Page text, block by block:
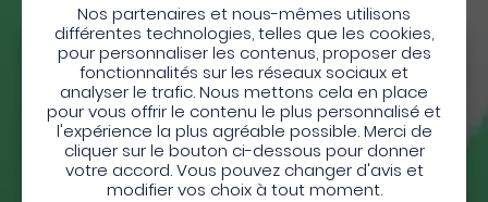
Bienvenue en Martinique
Pour profiter de votre séjour et trouver des
activités en quelques clics, activez le mode “sur
place”.
Utiliser le mode surplace
Nos partenaires et nous-mêmes utilisons
différentes technologies, telles que les cookies,
pour personnaliser les contenus, proposer des
fonctionnalités sur les réseaux sociaux et
analyser le trafic. Nous mettons cela en place
pour vous offrir le contenu le plus personnalisé et
l'expérience la plus agréable possible. Merci de
cliquer sur le bouton ci-dessous pour donner
votre accord. Vous pouvez changer d'avis et
modifier vos choix à tout moment.